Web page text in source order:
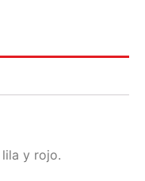
y rojo.